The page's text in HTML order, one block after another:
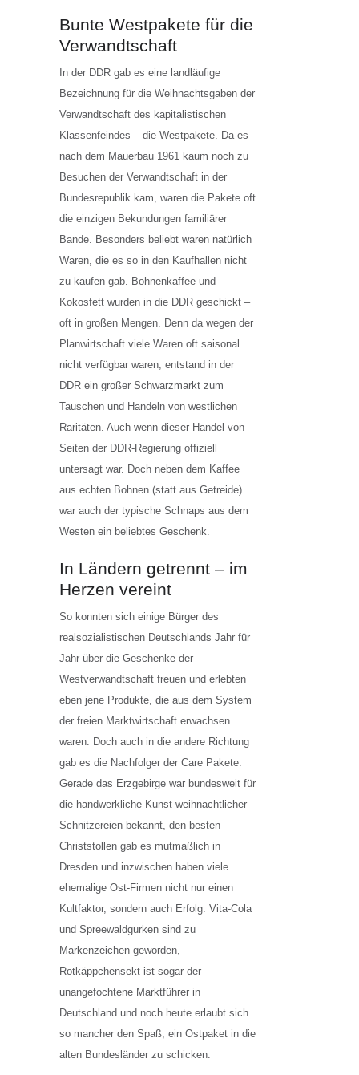
Bunte Westpakete für die
Verwandtschaft
In der DDR gab es eine landläufige
Bezeichnung für die Weihnachtsgaben der
Verwandtschaft des kapitalistischen
Klassenfeindes – die Westpakete. Da es
nach dem Mauerbau 1961 kaum noch zu
Besuchen der Verwandtschaft in der
Bundesrepublik kam, waren die Pakete oft
die einzigen Bekundungen familiärer
Bande. Besonders beliebt waren natürlich
Waren, die es so in den Kaufhallen nicht
zu kaufen gab. Bohnenkaffee und
Kokosfett wurden in die DDR geschickt –
oft in großen Mengen. Denn da wegen der
Planwirtschaft viele Waren oft saisonal
nicht verfügbar waren, entstand in der
DDR ein großer Schwarzmarkt zum
Tauschen und Handeln von westlichen
Raritäten. Auch wenn dieser Handel von
Seiten der DDR-Regierung offiziell
untersagt war. Doch neben dem Kaffee
aus echten Bohnen (statt aus Getreide)
war auch der typische Schnaps aus dem
Westen ein beliebtes Geschenk.
In Ländern getrennt – im
Herzen vereint
So konnten sich einige Bürger des
realsozialistischen Deutschlands Jahr für
Jahr über die Geschenke der
Westverwandtschaft freuen und erlebten
eben jene Produkte, die aus dem System
der freien Marktwirtschaft erwachsen
waren. Doch auch in die andere Richtung
gab es die Nachfolger der Care Pakete.
Gerade das Erzgebirge war bundesweit für
die handwerkliche Kunst weihnachtlicher
Schnitzereien bekannt, den besten
Christstollen gab es mutmaßlich in
Dresden und inzwischen haben viele
ehemalige Ost-Firmen nicht nur einen
Kultfaktor, sondern auch Erfolg. Vita-Cola
und Spreewaldgurken sind zu
Markenzeichen geworden,
Rotkäppchensekt ist sogar der
unangefochtene Marktführer in
Deutschland und noch heute erlaubt sich
so mancher den Spaß, ein Ostpaket in die
alten Bundesländer zu schicken.